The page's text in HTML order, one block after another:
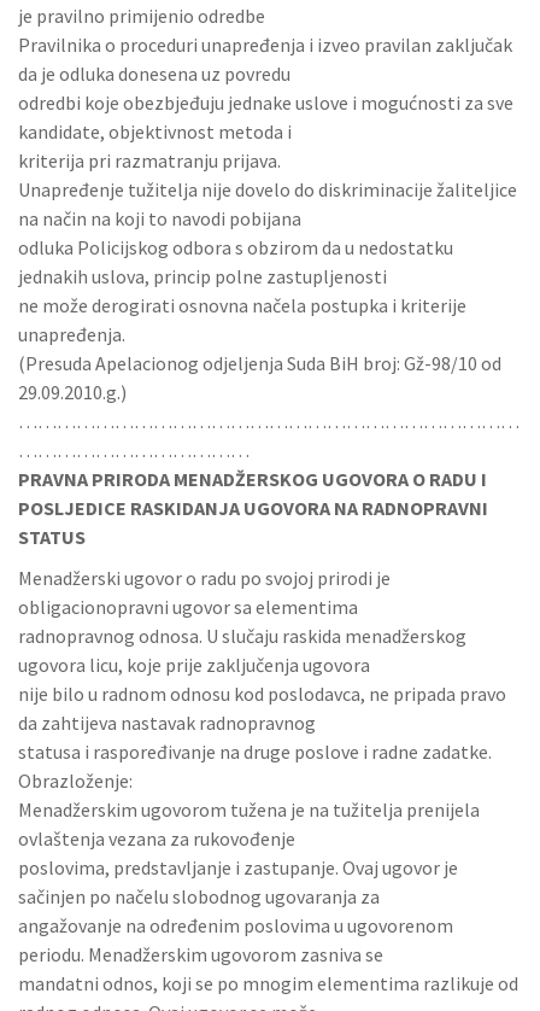
je pravilno primijenio odredbe
Pravilnika o proceduri unapređenja i izveo pravilan zaključak
da je odluka donesena uz povredu
odredbi koje obezbjeđuju jednake uslove i mogućnosti za sve
kandidate, objektivnost metoda i
kriterija pri razmatranju prijava.
Unapređenje tužitelja nije dovelo do diskriminacije žaliteljice
na način na koji to navodi pobijana
odluka Policijskog odbora s obzirom da u nedostatku
jednakih uslova, princip polne zastupljenosti
ne može derogirati osnovna načela postupka i kriterije
unapređenja.
(Presuda Apelacionog odjeljenja Suda BiH broj: Gž-98/10 od
29.09.2010.g.)
……………………………………………………………………
………………………………
PRAVNA PRIRODA MENADŽERSKOG UGOVORA O RADU I
POSLJEDICE RASKIDANJA UGOVORA NA RADNOPRAVNI
STATUS
Menadžerski ugovor o radu po svojoj prirodi je
obligacionopravni ugovor sa elementima
radnopravnog odnosa. U slučaju raskida menadžerskog
ugovora licu, koje prije zaključenja ugovora
nije bilo u radnom odnosu kod poslodavca, ne pripada pravo
da zahtijeva nastavak radnopravnog
statusa i raspoređivanje na druge poslove i radne zadatke.
Obrazloženje:
Menadžerskim ugovorom tužena je na tužitelja prenijela
ovlaštenja vezana za rukovođenje
poslovima, predstavljanje i zastupanje. Ovaj ugovor je
sačinjen po načelu slobodnog ugovaranja za
angažovanje na određenim poslovima u ugovorenom
periodu. Menadžerskim ugovorom zasniva se
mandatni odnos, koji se po mnogim elementima razlikuje od